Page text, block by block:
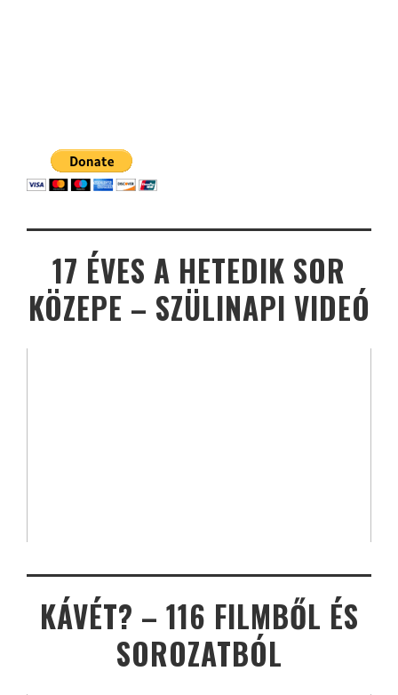
17 ÉVES A HETEDIK SOR
KÖZEPE – SZÜLINAPI VIDEÓ
KÁVÉT? – 116 FILMBŐL ÉS
SOROZATBÓL